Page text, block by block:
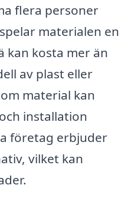
flera personer
materialen en
kan kosta mer än
av plast eller
material kan
installation
företag erbjuder
vilket kan